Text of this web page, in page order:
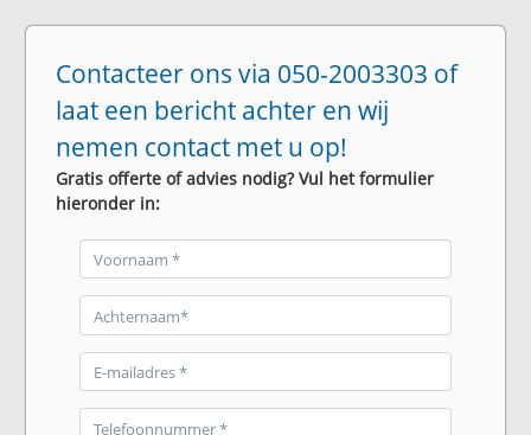
Contacteer ons via 050-2003303 of
laat een bericht achter en wij
nemen contact met u op!
Gratis offerte of advies nodig? Vul het formulier
hieronder in: